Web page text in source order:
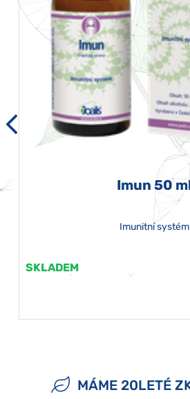
Imun 50
Imunitní systém
SKLADEM
MÁME 20LETÉ